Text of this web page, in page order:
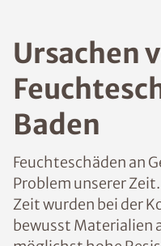
Ursachen
Baden
Feuchteschäden an
Problem unserer
Zeit wurden bei der
bewusst Materialien